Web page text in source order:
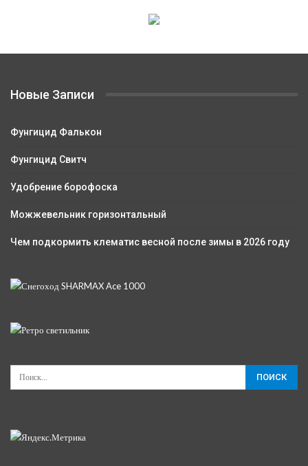
Новые Записи
Фунгицид Фалькон
Фунгицид Свитч
Удобрение борофоска
Можжевельник горизонтальный
Чем подкормить клематис весной после зимы в 2026 году